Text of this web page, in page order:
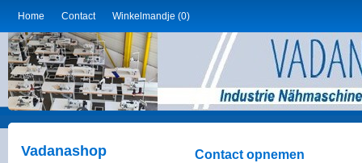
Home Contact Winkelmandje (0)
Vadanashop Contact opnemen